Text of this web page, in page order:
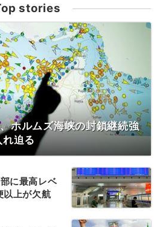
stories
ホルムズ海峡の封鎖継続強
迫る
に最高レベ
上が欠航